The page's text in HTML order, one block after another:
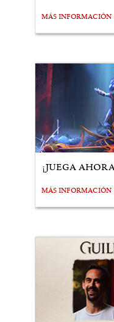
MÁS INFORMACIÓN
¡JUEGA
MÁS INFORMACIÓN